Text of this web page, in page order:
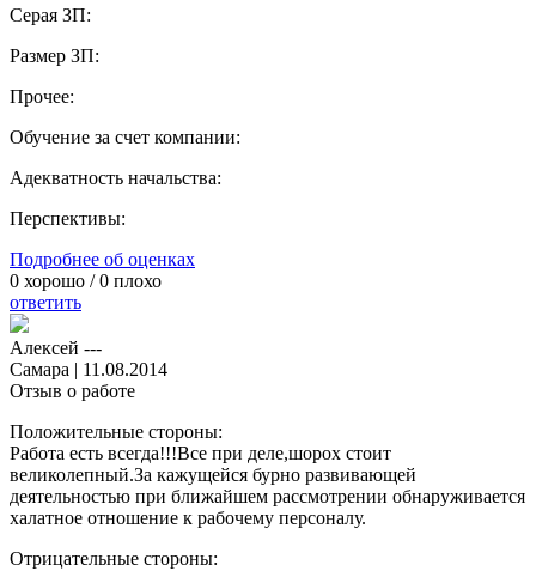
Серая ЗП:
Размер ЗП:
Прочее:
Обучение за счет компании:
Адекватность начальства:
Перспективы:
Подробнее об оценках
0 хорошо /0 плохо
ответить
Алексей ---
Самара | 11.08.2014
Отзыв о работе
Положительные стороны:
Работа есть всегда!!!Все при деле,шорох стоит
великолепный.За кажущейся бурно развивающей
деятельностью при ближайшем рассмотрении обнаруживается
халатное отношение к рабочему персоналу.
Отрицательные стороны: